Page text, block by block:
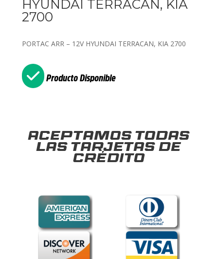
HYUNDAI TERRACAN, KIA
2700
PORTAC ARR – 12V HYUNDAI TERRACAN, KIA 2700
Producto Disponible
Aceptamos todas
las tarjetas de
crédito